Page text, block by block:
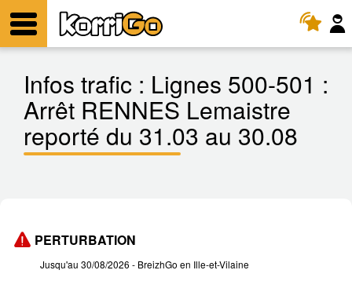
Menu
Infos trafic : Lignes 500-501 :
Arrêt RENNES Lemaistre
reporté du 31.03 au 30.08
PERTURBATION
Jusqu'au 30/08/2026 - BreizhGo en Ille-et-Vilaine